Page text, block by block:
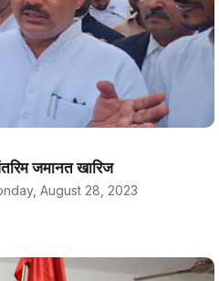
जमानत खारिज
August 28, 2023